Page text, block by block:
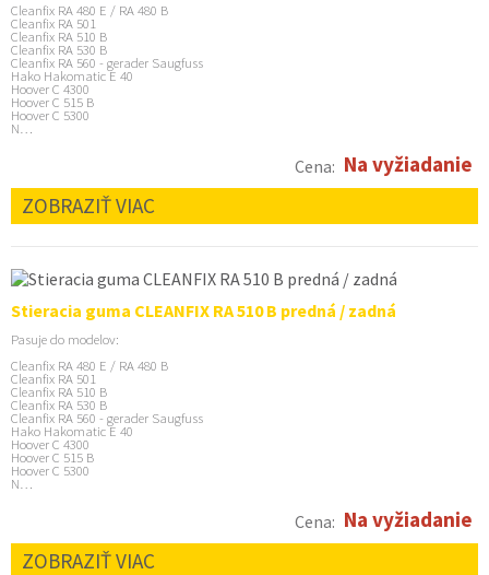
Cleanfix RA 480 E / RA 480 B
Cleanfix RA 501
Cleanfix RA 510 B
Cleanfix RA 530 B
Cleanfix RA 560 - gerader Saugfuss
Hako Hakomatic E 40
Hoover C 4300
Hoover C 515 B
Hoover C 5300
N…
Cena: Na vyžiadanie
ZOBRAZIŤ VIAC
Stieracia guma CLEANFIX RA 510 B predná / zadná
Pasuje do modelov:
Cleanfix RA 480 E / RA 480 B
Cleanfix RA 501
Cleanfix RA 510 B
Cleanfix RA 530 B
Cleanfix RA 560 - gerader Saugfuss
Hako Hakomatic E 40
Hoover C 4300
Hoover C 515 B
Hoover C 5300
N…
Cena: Na vyžiadanie
ZOBRAZIŤ VIAC